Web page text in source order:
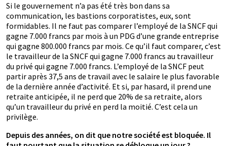
Si le gouvernement n’a pas été très bon dans sa
communication, les bastions corporatistes, eux, sont
formidables. Il ne faut pas comparer l’employé de la SNCF qui
gagne 7.000 francs par mois à un PDG d’une grande entreprise
qui gagne 800.000 francs par mois. Ce qu’il faut comparer, c’est
le travailleur de la SNCF qui gagne 7.000 francs au travailleur
du privé qui gagne 7.000 francs. L’employé de la SNCF peut
partir après 37,5 ans de travail avec le salaire le plus favorable
de la dernière année d’activité. Et si, par hasard, il prend une
retraite anticipée, il ne perd que 20% de sa retraite, alors
qu’un travailleur du privé en perd la moitié. C’est cela un
privilège.
Depuis des années, on dit que notre société est bloquée. Il